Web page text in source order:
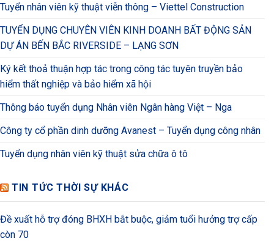
Tuyển nhân viên kỹ thuật viễn thông – Viettel Construction
TUYỂN DỤNG CHUYÊN VIÊN KINH DOANH BẤT ĐỘNG SẢN
DỰ ÁN BẾN BẮC RIVERSIDE – LẠNG SƠN
Ký kết thoả thuận hợp tác trong công tác tuyên truyền bảo
hiểm thất nghiệp và bảo hiểm xã hội
Thông báo tuyển dụng Nhân viên Ngân hàng Việt – Nga
Công ty cổ phần dinh dưỡng Avanest – Tuyển dụng công nhân
Tuyển dụng nhân viên kỹ thuật sửa chữa ô tô
TIN TỨC THỜI SỰ KHÁC
Đề xuất hỗ trợ đóng BHXH bắt buộc, giảm tuổi hưởng trợ cấp
còn 70